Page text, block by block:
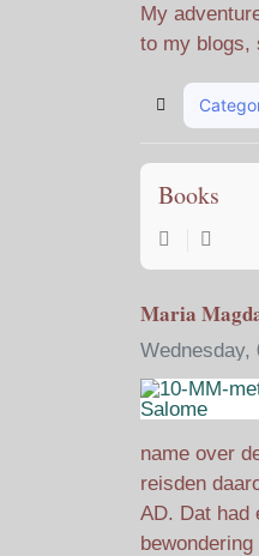
My
to my blogs,
Home
Books
Maria
Wednesday,
name over
reisden
AD. Dat had